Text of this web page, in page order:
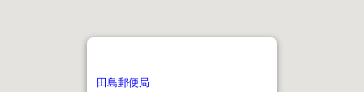
田島郵便局